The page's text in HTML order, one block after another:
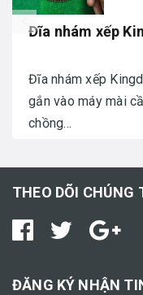
Đĩa nhám xếp
Đĩa nhám xếp
gắn vào máy mài
chồng...
THEO DÕI CHÚNG
ĐĂNG KÝ NHẬN